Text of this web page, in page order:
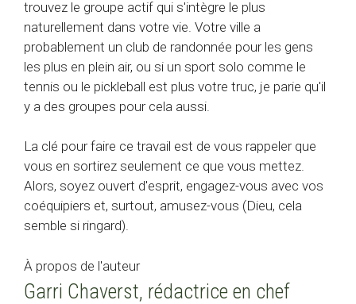
trouvez le groupe actif qui s'intègre le plus
naturellement dans votre vie. Votre ville a
probablement un club de randonnée pour les gens
les plus en plein air, ou si un sport solo comme le
tennis ou le pickleball est plus votre truc, je parie qu'il
y a des groupes pour cela aussi.
La clé pour faire ce travail est de vous rappeler que
vous en sortirez seulement ce que vous mettez.
Alors, soyez ouvert d'esprit, engagez-vous avec vos
coéquipiers et, surtout, amusez-vous (Dieu, cela
semble si ringard).
À propos de l'auteur
Garri Chaverst, rédactrice en chef